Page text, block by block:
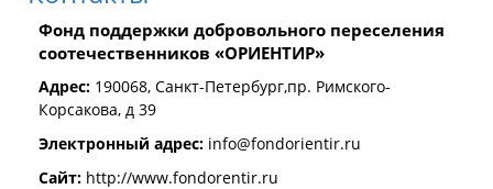
Фонд поддержки добровольного переселения
соотечественников «ОРИЕНТИР»
Адрес: 190068, Санкт-Петербург,пр. Римского-
Корсакова, д 39
Электронный адрес: info@fondorientir.ru
Cайт: http://www.fondorentir.ru